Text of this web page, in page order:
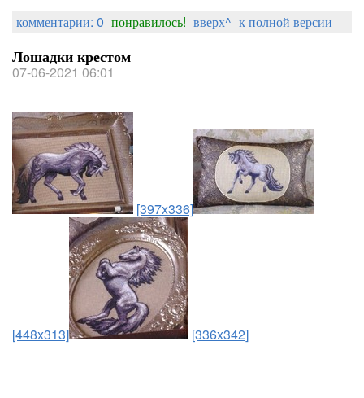
комментарии: 0 понравилось! вверх^ к полной версии
Лошадки крестом
07-06-2021 06:01
[397x336]
[448x313] [336x342]